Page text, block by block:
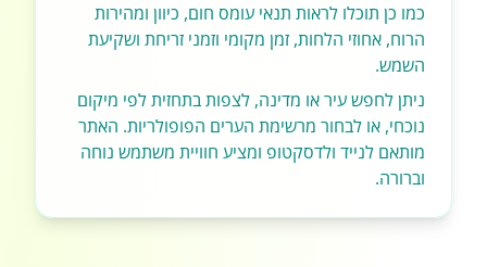
כמו כן תוכלו לראות תנאי עומס חום, כיוון ומהירות
הרוח, אחוזי הלחות, זמן מקומי וזמני זריחת ושקיעת
השמש.
ניתן לחפש עיר או מדינה, לצפות בתחזית לפי מיקום
נוכחי, או לבחור מרשימת הערים הפופולריות. האתר
מותאם לנייד ולדסקטופ ומציע חוויית משתמש נוחה
וברורה.